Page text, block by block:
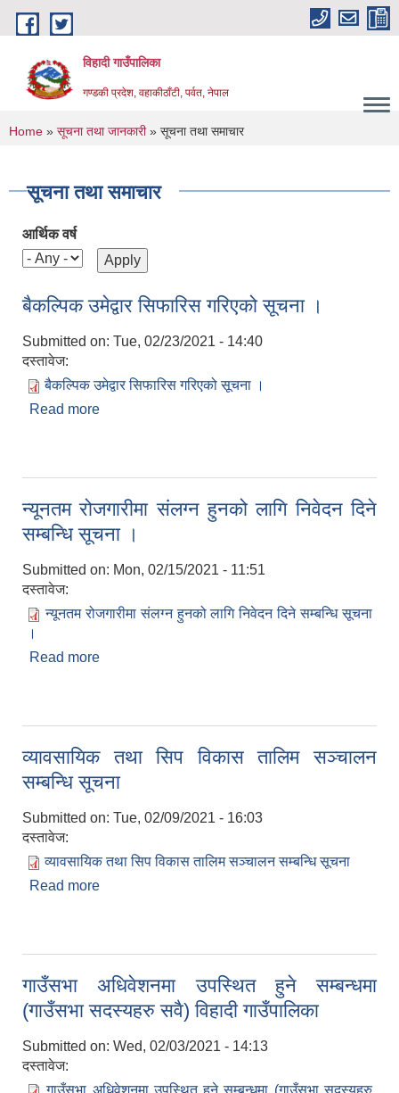
Skip to main content
विहादी गाउँपालिका
गण्डकी प्रदेश, वहाकीठाँटी, पर्वत, नेपाल
You are here
Home » सूचना तथा जानकारी» सूचना तथा समाचार
सूचना तथा समाचार
आर्थिक वर्ष
बैकल्पिक उमेद्वार सिफारिस गरिएको सूचना ।
Submitted on: Tue, 02/23/2021 - 14:40
दस्तावेज:
बैकल्पिक उमेद्वार सिफारिस गरिएको सूचना ।
Read more
न्यूनतम रोजगारीमा संलग्न हुनको लागि निवेदन दिने
सम्बन्धि सूचना ।
Submitted on: Mon, 02/15/2021 - 11:51
दस्तावेज:
न्यूनतम रोजगारीमा संलग्न हुनको लागि निवेदन दिने सम्बन्धि सूचना
।
Read more
व्यावसायिक तथा सिप विकास तालिम सञ्चालन
सम्बन्धि सूचना
Submitted on: Tue, 02/09/2021 - 16:03
दस्तावेज:
व्यावसायिक तथा सिप विकास तालिम सञ्चालन सम्बन्धि सूचना
Read more
गाउँसभा अधिवेशनमा उपस्थित हुने सम्बन्धमा
(गाउँसभा सदस्यहरु सवै) विहादी गाउँपालिका
Submitted on: Wed, 02/03/2021 - 14:13
दस्तावेज:
गाउँसभा अधिवेशनमा उपस्थित हुने सम्बन्धमा (गाउँसभा सदस्यहरु